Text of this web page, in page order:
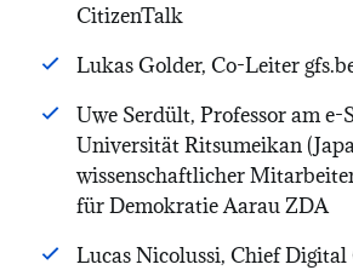
CitizenTalk
Lukas Golder, Co-Leiter
Uwe Serdült, Professor am e-
Universität Ritsumeikan
wissenschaftlicher
für Demokratie Aarau ZDA
Lucas Nicolussi, Chief